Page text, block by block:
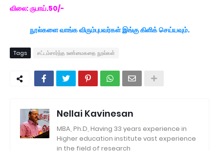
விலை: ருபாய்.50/-
நூல்களை வாங்க விரும்புபவர்கள் இங்கு கிளிக் செய்யவும்.
Tags சட்டம்சார்ந்த உண்மைகதை நூல்கள்
Nellai Kavinesan
MBA, Ph.D, Having 33 years experience in
Higher education institute vast experience
in the field of research